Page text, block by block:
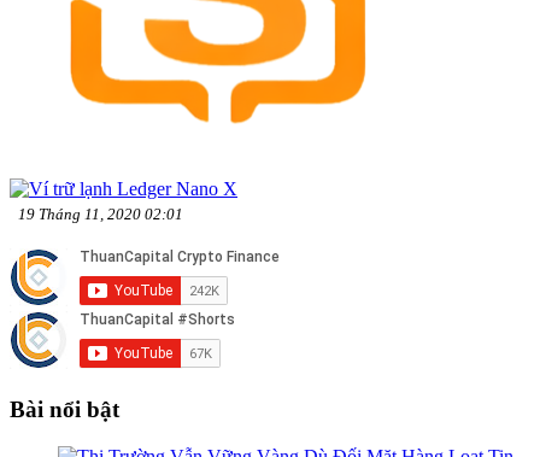
19 Tháng 11, 2020 02:01
Bài nổi bật